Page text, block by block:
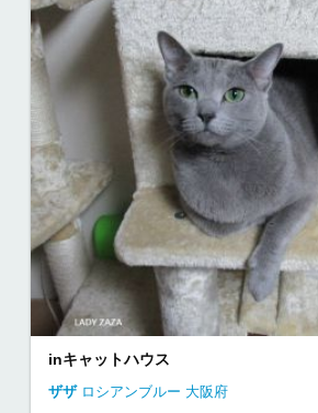
inキャットハウス
ザザ ロシアンブルー 大阪府